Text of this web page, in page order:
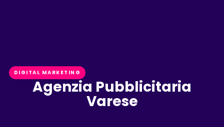
DIGITAL MARKETING
Agenzia Pubblicitaria
Varese